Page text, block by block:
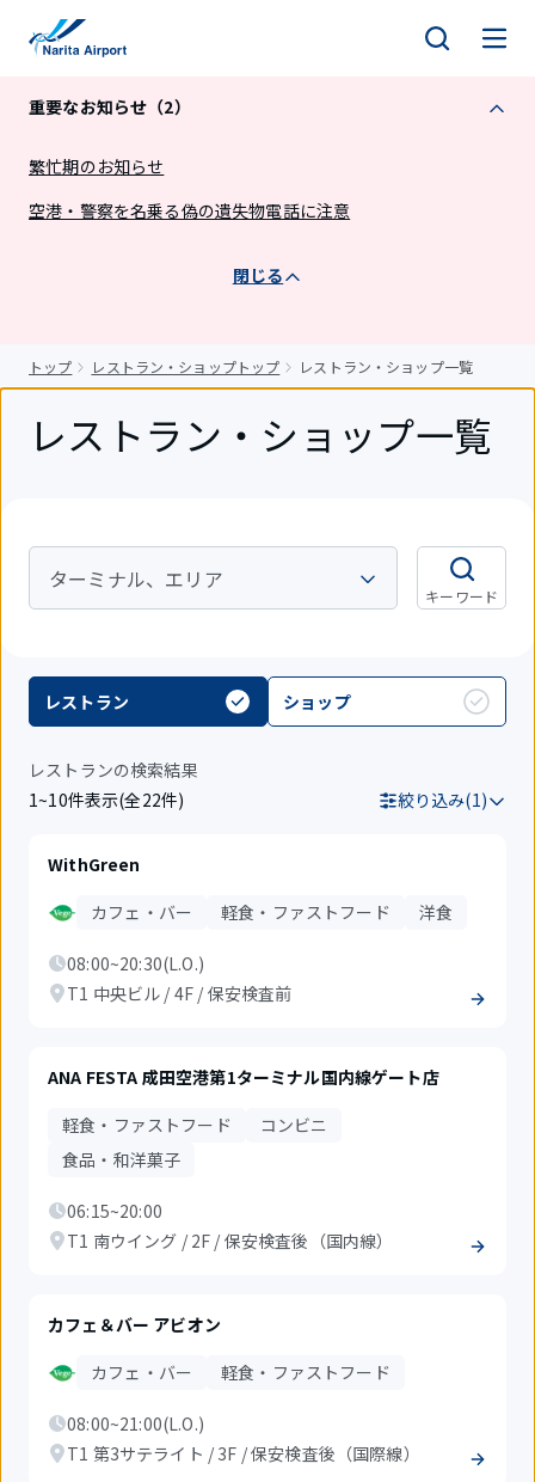
重要なお知らせ（2）
繁忙期のお知らせ
空港・警察を名乗る偽の遺失物電話に注意
閉じる
トップ レストラン・ショップトップ レストラン・ショップ一覧
レストラン・ショップ一覧
ターミナル、エリア
キーワード
レストラン ショップ
レストランの検索結果
1~10件表示(全22件)
絞り込み(1)
WithGreen
カフェ・バー
軽食・ファストフード 洋食
08:00~20:30(L.O.)
T1 中央ビル / 4F / 保安検査前
ANA FESTA 成田空港第1ターミナル国内線ゲート店
軽食・ファストフード
コンビニ
食品・和洋菓子
06:15~20:00
T1 南ウイング / 2F / 保安検査後（国内線）
カフェ＆バー アビオン
カフェ・バー
軽食・ファストフード
08:00~21:00(L.O.)
T1 第3サテライト / 3F / 保安検査後（国際線）